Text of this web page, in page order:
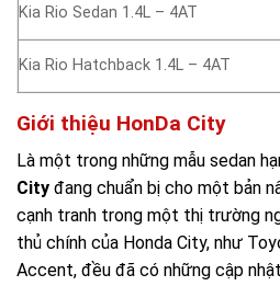
Kia Rio Sedan 1.4L – 4AT
Kia Rio Hatchback 1.4L – 4AT
Giới thiệu HonDa City
Là một trong những mẫu sedan
City đang chuẩn bị cho một bản
cạnh tranh trong một thị trường
thủ chính của Honda City, như
Accent, đều đã có những cập